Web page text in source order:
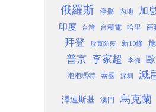
俄羅斯 停擺 內地 加
印度
台灣 台積電 哈里 商
拜登 放寬防疫 新10條
普京 李家超 李強
泡泡瑪特 泰國 深圳 減
澤連斯基 澳門 烏克蘭